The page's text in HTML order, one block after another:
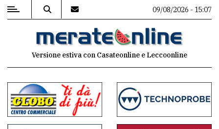
MENU
commenti
Contenuti
09/08/2026 - 15:07
Versione estiva con Casateonline e Leccoonline